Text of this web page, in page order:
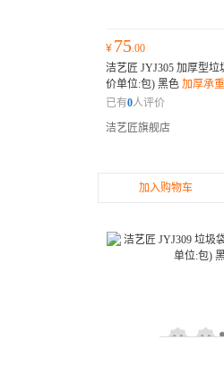
¥ 75.00
洁艺匠 JYJ305 加厚型垃
价单位:包) 黑色 加厚承
绳封口设计，密封防漏
已有0人评价
洁艺匠旗舰店
加入购物车